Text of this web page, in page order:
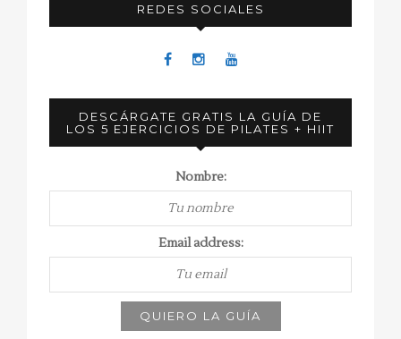
REDES SOCIALES
DESCÁRGATE GRATIS LA GUÍA DE
LOS 5 EJERCICIOS DE PILATES + HIIT
Nombre:
Email address: